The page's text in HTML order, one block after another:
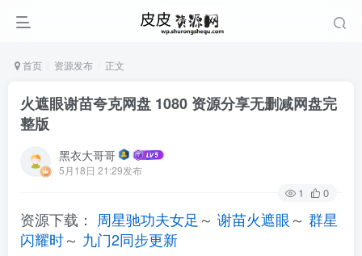
首页 资源发布 正文
火遮眼谢苗夸克网盘 1080 资源分享无删减网盘完
整版
黑衣大哥哥
5月18日 21:29发布
1 0
资源下载： 周星驰功夫女足 ～ 谢苗火遮眼～ 群星
闪耀时～ 九门2同步更新